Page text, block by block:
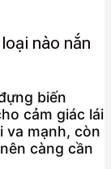
nào nắn
biến
cảm giác lái
mạnh, còn
càng cần